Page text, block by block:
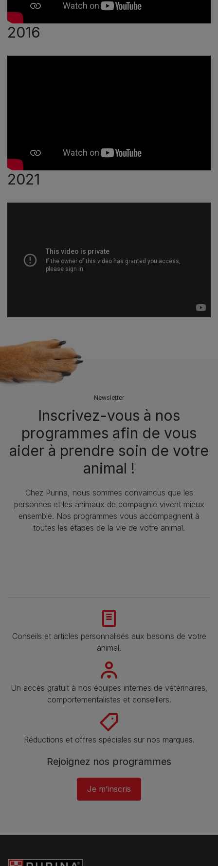
2016
2021
Newsletter
Inscrivez-vous à nos
programmes afin de vous
aider à prendre soin de votre
animal !
Chez Purina, nous sommes convaincus que les
personnes et les animaux de compagnie vivent mieux
ensemble. Nos programmes vous accompagnent à
toutes les étapes de la vie de votre animal.​
Conseils et articles personnalisés aux besoins de votre
animal​.
Un accès gratuit à nos équipes internes de vétérinaires,
comportementalistes et conseillers.
Réductions et offres spéciales sur nos marques​.
Rejoignez nos programmes
Je m’inscris